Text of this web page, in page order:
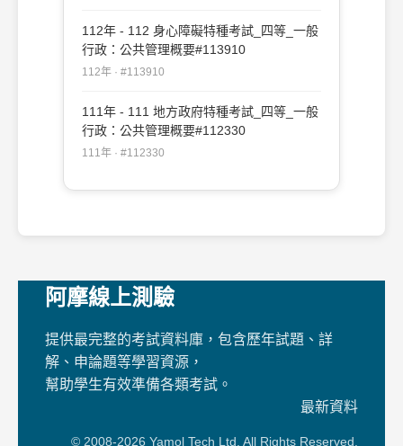
112年 - 112 身心障礙特種考試_四等_一般
行政：公共管理概要#113910
112年 · #113910
111年 - 111 地方政府特種考試_四等_一般
行政：公共管理概要#112330
111年 · #112330
阿摩線上測驗
提供最完整的考試資料庫，包含歷年試題、詳
解、申論題等學習資源，
幫助學生有效準備各類考試。
最新資料
© 2008-2026 Yamol Tech Ltd. All Rights Reserved.